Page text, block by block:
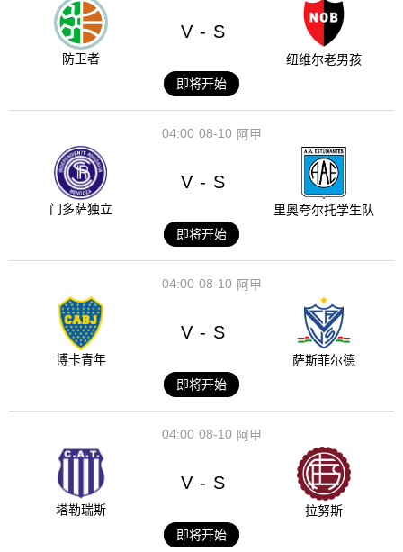
防卫者
V - S
纽维尔老男孩
即将开始
08-10
04:00 阿甲
门多萨独立
V - S
里奥夸尔托学生队
即将开始
08-10
04:00 阿甲
博卡青年
V - S
萨斯菲尔德
即将开始
08-10
04:00 阿甲
塔勒瑞斯
V - S
拉努斯
即将开始